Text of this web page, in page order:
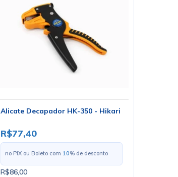
Alicate Decapador HK-350 - Hikari
R$77,40
no PIX ou Boleto com 10% de desconto
R$86,00